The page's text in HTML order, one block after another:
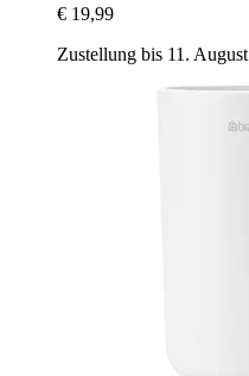
€ 19,99
Zustellung bis 11. August